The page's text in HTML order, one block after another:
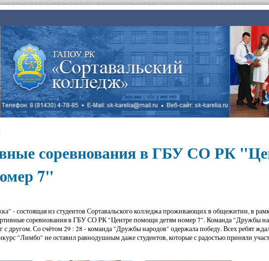
соревнования в ГБУ СО РК
7"
- состоящая из студентов Сортавальского колледжа проживающих в общежитии, в
соревнования в ГБУ СО РК "Центре помощи детям номер 7". Команда "Дружбы
с другом. Со счётом 29 : 28 - команда "Дружбы народов" одержала победу. Всех ребят
"Лимбо" не оставил равнодушным даже студентов, которые с радостью приняли